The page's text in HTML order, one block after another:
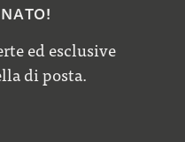
ed esclusive
di posta.